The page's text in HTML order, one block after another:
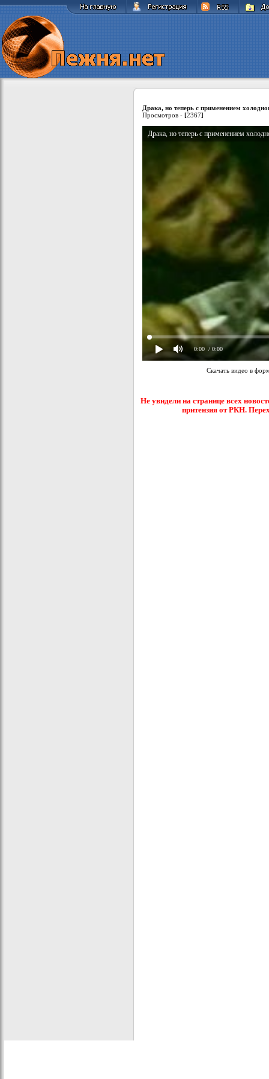
Драка, но теперь с применением
Просмотров - [2367]
Драка, но теперь с применением
0:00 / 0:00
Скачать видео в
Не увидели на странице всех
притензия от РКН.